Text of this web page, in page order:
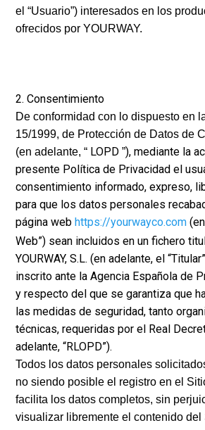
el “Usuario”) interesados en los
ofrecidos por YOURWAY.
2. Consentimiento
De conformidad con lo dispuesto en
15/1999, de Protección de Datos de
(en adelante, “ LOPD ”), mediante la
presente Política de Privacidad el
consentimiento informado, expreso,
para que los datos personales
página webhttps://yourwayco.com
Web”) sean incluidos en un fichero
YOURWAY, S.L. (en adelante, el “Titular
inscrito ante la Agencia Española de
y respecto del que se garantiza que
las medidas de seguridad, tanto
técnicas, requeridas por el Real
adelante, “RLOPD”).
Todos los datos personales
no siendo posible el registro en el
facilita los datos completos, sin
visualizar libremente el contenido del